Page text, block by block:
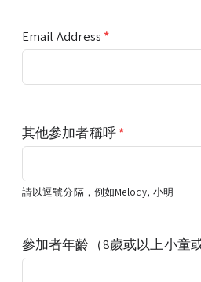
Email Address *
其他參加者稱呼*
請以逗號分隔，例如Melody, 小明
參加者年齡（8歲或以上小童